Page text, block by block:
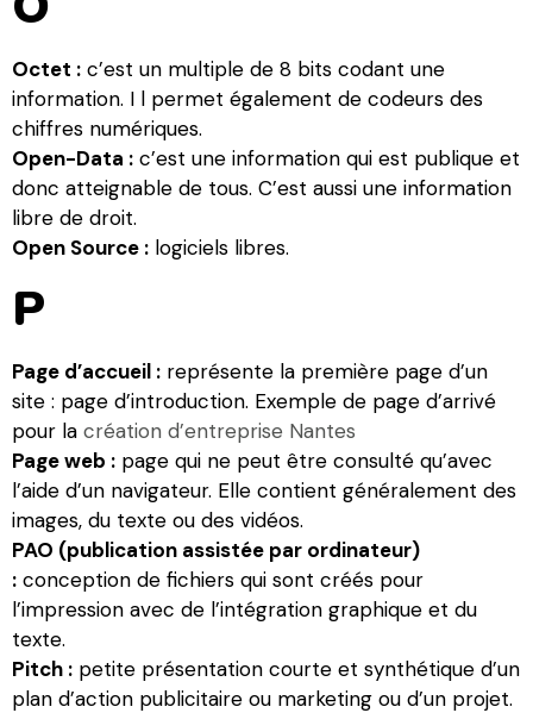
Octet : c’est un multiple de 8 bits codant une
information. I l permet également de codeurs des
chiffres numériques.
Open-Data : c’est une information qui est publique et
donc atteignable de tous. C’est aussi une information
libre de droit.
Open Source : logiciels libres.
P
Page d’accueil : représente la première page d’un
site : page d’introduction. Exemple de page d’arrivé
pour la création d’entreprise Nantes
Page web : page qui ne peut être consulté qu’avec
l’aide d’un navigateur. Elle contient généralement des
images, du texte ou des vidéos.
PAO (publication assistée par ordinateur)
: conception de fichiers qui sont créés pour
l’impression avec de l’intégration graphique et du
texte.
Pitch : petite présentation courte et synthétique d’un
plan d’action publicitaire ou marketing ou d’un projet.